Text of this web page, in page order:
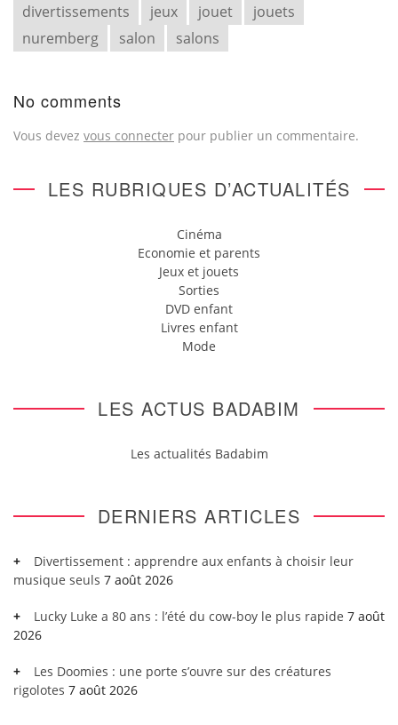
divertissements
jeux jouet
jouets
nuremberg
salon salons
No comments
Vous devez vous connecter pour publier un commentaire.
LES RUBRIQUES D’ACTUALITÉS
Cinéma
Economie et parents
Jeux et jouets
Sorties
DVD enfant
Livres enfant
Mode
LES ACTUS BADABIM
Les actualités Badabim
DERNIERS ARTICLES
Divertissement : apprendre aux enfants à choisir leur
musique seuls 7 août 2026
Lucky Luke a 80 ans : l’été du cow-boy le plus rapide 7 août
2026
Les Doomies : une porte s’ouvre sur des créatures
rigolotes 7 août 2026